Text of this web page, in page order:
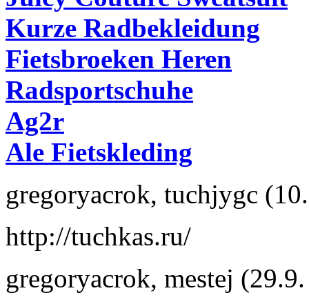
Kurze Radbekleidung
Fietsbroeken Heren
Radsportschuhe
Ag2r
Ale Fietskleding
gregoryacrok, tuchjygc
http://tuchkas.ru/
gregoryacrok, mestej